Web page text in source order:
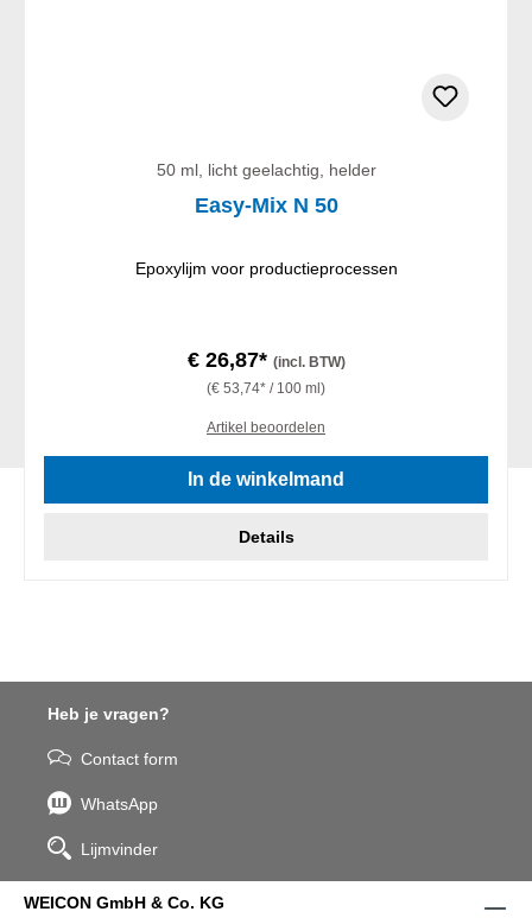
50 ml, licht geelachtig, helder
Easy-Mix N 50
Epoxylijm voor productieprocessen
€ 26,87* (incl. BTW)
(€ 53,74* / 100 ml)
Artikel beoordelen
In de winkelmand
Details
Heb je vragen?
Contact form
WhatsApp
Lijmvinder
WEICON GmbH & Co. KG